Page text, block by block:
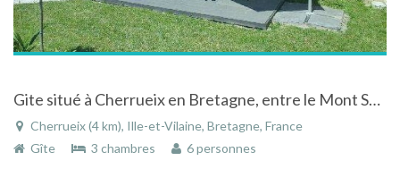
Gite situé à Cherrueix en Bretagne, entre le Mont Saint Michel et Saint Malo
Cherrueix (4 km), Ille-et-Vilaine, Bretagne, France
Gîte
3 chambres 6 personnes